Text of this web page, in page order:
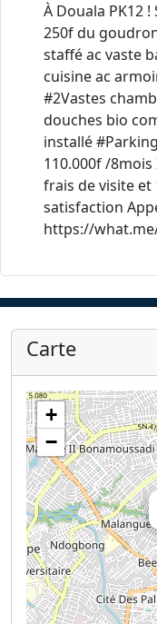
À Douala PK12
250f du
staffé ac vaste
cuisine ac
#2Vastes
douches bio
installé
110.000f /
frais de visite et
satisfaction
https://
Carte
+
−